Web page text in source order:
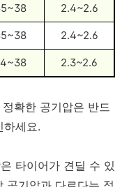
2.4~2.6
2.4~2.6
2.3~2.6
확한 공기압은 반드
하세요.
타이어가 견딜 수 있